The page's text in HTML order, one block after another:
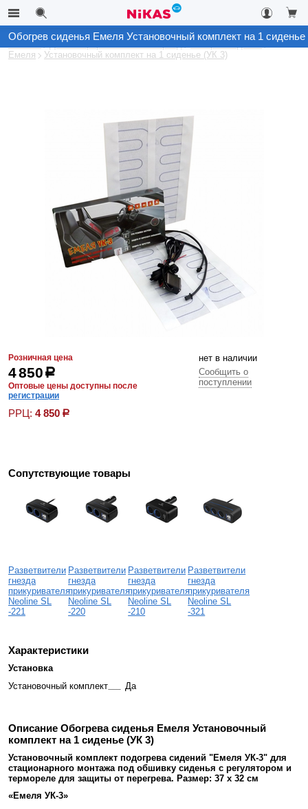
Каталог Для комфорта в зимний период
Емеля
Установочный комплект на 1 сиденье (УК 3)
Обогрев сиденья Емеля Установочный комплект на 1
Розничная цена
4 850р
Оптовые цены доступны после
регистрации
РРЦ: 4 850 р
нет в наличии
Сообщить о
поступлении
Сопутствующие товары
Разветвители
гнезда
прикуривателя
Neoline SL
-221
Разветвители
гнезда
прикуривателя
Neoline SL
-220
Разветвители
гнезда
прикуривателя
Neoline SL
-210
Разветвители
гнезда
прикуривателя
Neoline SL
-321
Характеристики
Установка
Установочный комплект
Да
Описание Обогрева сиденья Емеля Установочный
комплект на 1 сиденье (УК 3)
Установочный комплект подогрева сидений "Емеля УК-3" для
стационарного монтажа под обшивку сиденья с регулятором и
термореле для защиты от перегрева. Размер: 37 x 32 см
«Емеля УК-3»